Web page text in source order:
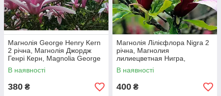
Магнолія George Henry Kern
2 річна, Магнолія Джордж
Генрі Керн, Magnolia George
Henry Kern
В наявності
380 ₴
Магнолія Лілієфлора Nigrа 2
річна, Магнолия
лилиецветная Нигра,
Magnolia liliiflora Nigra
В наявності
400 ₴